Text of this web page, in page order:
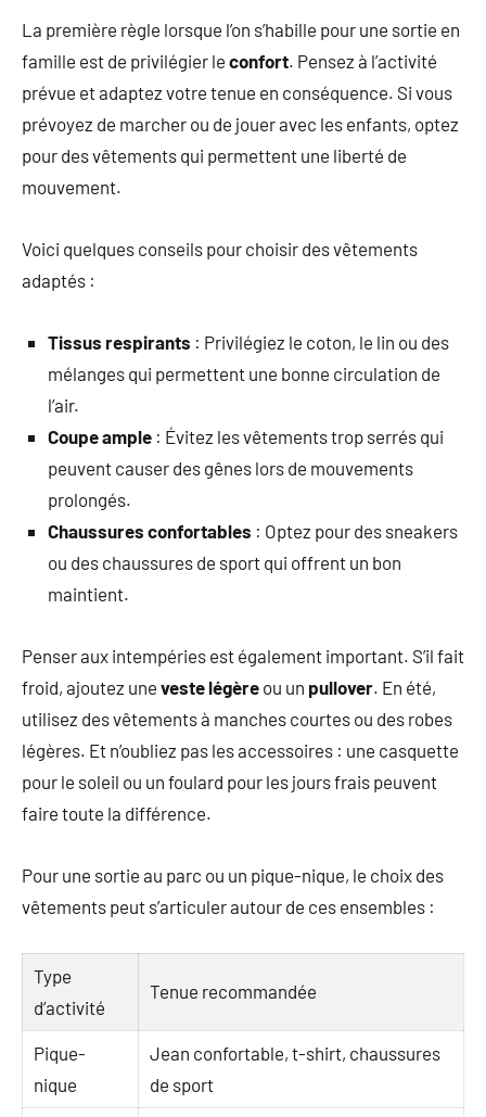
La première règle lorsque l’on s’habille pour une sortie en
famille est de privilégier le confort. Pensez à l’activité
prévue et adaptez votre tenue en conséquence. Si vous
prévoyez de marcher ou de jouer avec les enfants, optez
pour des vêtements qui permettent une liberté de
mouvement.
Voici quelques conseils pour choisir des vêtements
adaptés :
Tissus respirants : Privilégiez le coton, le lin ou des
mélanges qui permettent une bonne circulation de
l’air.
Coupe ample : Évitez les vêtements trop serrés qui
peuvent causer des gênes lors de mouvements
prolongés.
Chaussures confortables : Optez pour des sneakers
ou des chaussures de sport qui offrent un bon
maintient.
Penser aux intempéries est également important. S’il fait
froid, ajoutez une veste légère ou un pullover. En été,
utilisez des vêtements à manches courtes ou des robes
légères. Et n’oubliez pas les accessoires : une casquette
pour le soleil ou un foulard pour les jours frais peuvent
faire toute la différence.
Pour une sortie au parc ou un pique-nique, le choix des
vêtements peut s’articuler autour de ces ensembles :
Type
d’activité
Tenue recommandée
Pique-
nique
Jean confortable, t-shirt, chaussures
de sport